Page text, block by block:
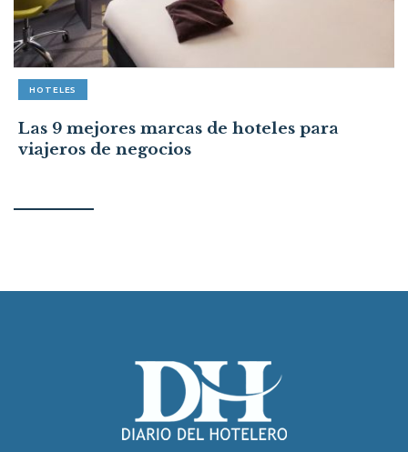
HOTELES
Las 9 mejores marcas de hoteles para
viajeros de negocios